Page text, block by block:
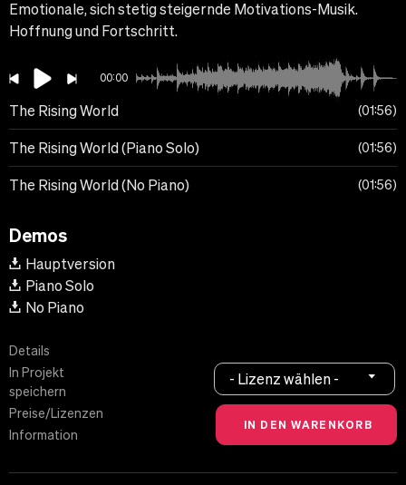
Emotionale, sich stetig steigernde Motivations-Musik.
Hoffnung und Fortschritt.
00:00
The Rising World 01:56
The Rising World (Piano Solo) 01:56
The Rising World (No Piano) 01:56
Demos
Hauptversion
Piano Solo
No Piano
Details
In Projekt
speichern
Preise/Lizenzen
Information
- Lizenz wählen -